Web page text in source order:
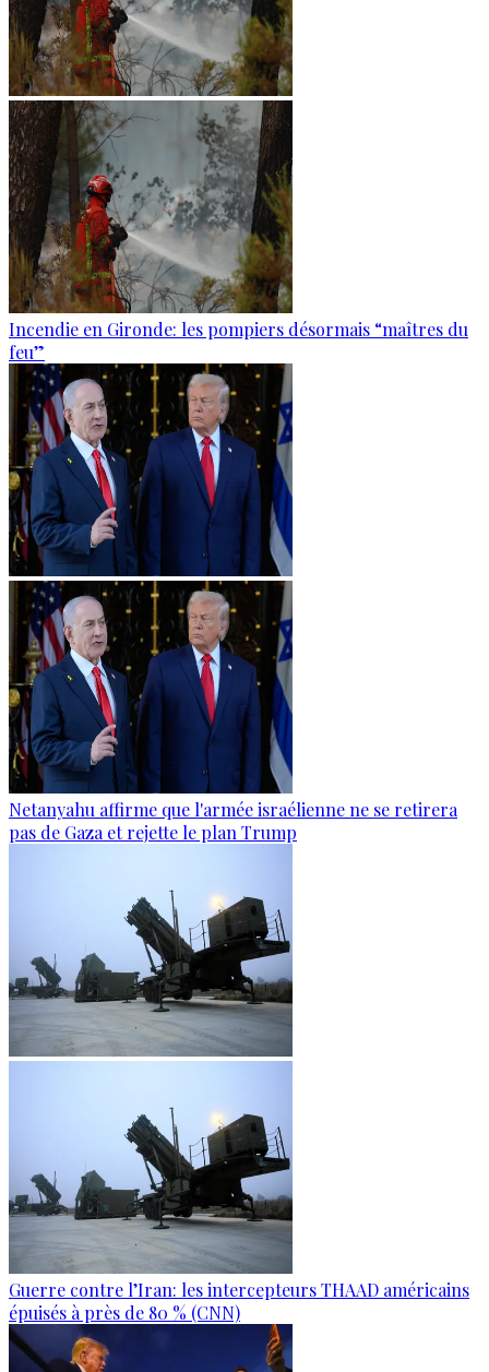
Incendie en Gironde: les pompiers désormais “maîtres du
feu”
Netanyahu affirme que l'armée israélienne ne se retirera
pas de Gaza et rejette le plan Trump
Guerre contre l’Iran: les intercepteurs THAAD américains
épuisés à près de 80 % (CNN)